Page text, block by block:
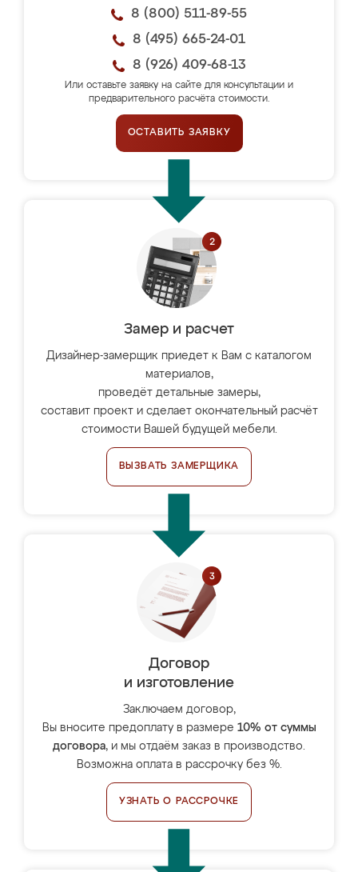
8 (800) 511-89-55
8 (495) 665-24-01
8 (926) 409-68-13
Или оставьте заявку на сайте для консультации и
предварительного расчёта стоимости.
ОСТАВИТЬ ЗАЯВКУ
Замер и расчет
Дизайнер-замерщик приедет к Вам с каталогом
материалов,
проведёт детальные замеры,
составит проект и сделает окончательный расчёт
стоимости Вашей будущей мебели.
ВЫЗВАТЬ ЗАМЕРЩИКА
Договор
и изготовление
Заключаем договор,
Вы вносите предоплату в размере 10% от суммы
договора, и мы отдаём заказ в производство.
Возможна оплата в рассрочку без %.
УЗНАТЬ О РАССРОЧКЕ